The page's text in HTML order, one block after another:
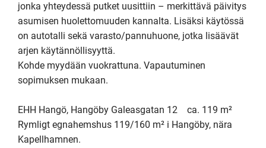
jonka yhteydessä putket uusittiin – merkittävä päivitys
asumisen huolettomuuden kannalta. Lisäksi käytössä
on autotalli sekä varasto/pannuhuone, jotka lisäävät
arjen käytännöllisyyttä.
Kohde myydään vuokrattuna. Vapautuminen
sopimuksen mukaan.
EHH Hangö, Hangöby Galeasgatan 12    ca. 119 m²
Rymligt egnahemshus 119/160 m² i Hangöby, nära
Kapellhamnen.